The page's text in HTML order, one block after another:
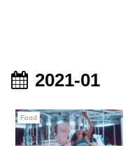
2021-01
Food